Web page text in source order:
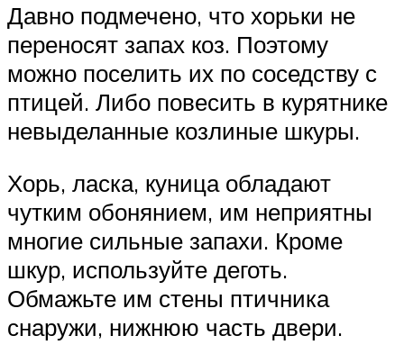
Давно подмечено, что хорьки не
переносят запах коз. Поэтому
можно поселить их по соседству с
птицей. Либо повесить в курятнике
невыделанные козлиные шкуры.
Хорь, ласка, куница обладают
чутким обонянием, им неприятны
многие сильные запахи. Кроме
шкур, используйте деготь.
Обмажьте им стены птичника
снаружи, нижнюю часть двери.